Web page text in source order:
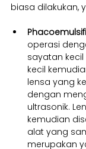
biasa dilakukan,
operasi
sayatan
kecil
lensa yang
dengan
ultrasonik.
kemudian
alat yang
merupakan